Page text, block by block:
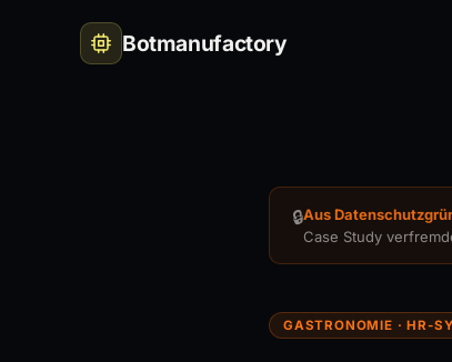
Botmanufactory
🔒Aus
Case Study
GASTRONOMIE · HR-